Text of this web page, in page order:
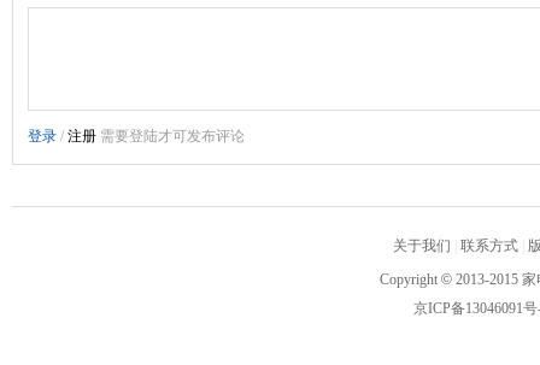
关于我们 联系方式
Copyright © 2013-2015
京ICP备13046091号